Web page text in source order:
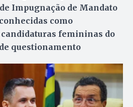
Impugnação de Mandato
como
femininas do
questionamento